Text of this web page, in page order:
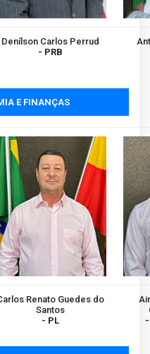
Denílson Carlos Perrud
- PRB
E FINANÇAS
Renato Guedes do
Santos
- PL